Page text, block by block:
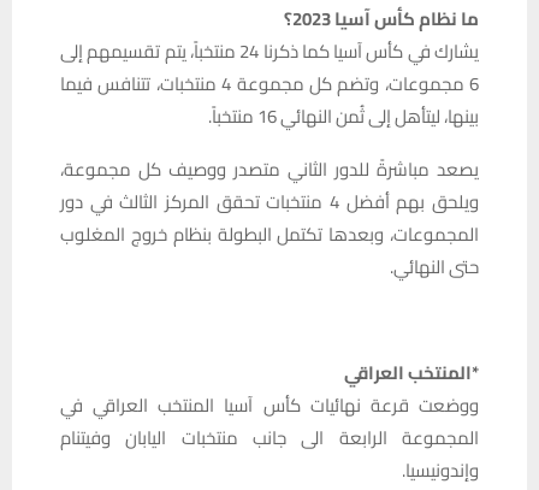
ما نظام كأس آسيا 2023؟
يشارك في كأس آسيا كما ذكرنا 24 منتخباً، يتم تقسيمهم إلى
6 مجموعات، وتضم كل مجموعة 4 منتخبات، تتنافس فيما
بينها، ليتأهل إلى ثُمن النهائي 16 منتخباً.
يصعد مباشرةً للدور الثاني متصدر ووصيف كل مجموعة،
ويلحق بهم أفضل 4 منتخبات تحقق المركز الثالث في دور
المجموعات، وبعدها تكتمل البطولة بنظام خروج المغلوب
حتى النهائي.
*المنتخب العراقي
ووضعت قرعة نهائيات كأس آسيا المنتخب العراقي في
المجموعة الرابعة الى جانب منتخبات اليابان وفيتنام
وإندونيسيا.